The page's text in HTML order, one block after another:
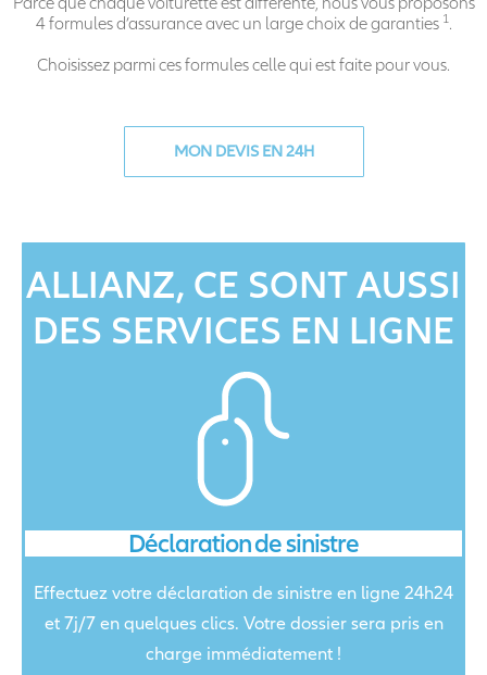
4 formules d’assurance avec un large choix de garanties 1.
Choisissez parmi ces formules celle qui est faite pour vous.
MON DEVIS EN 24H
ALLIANZ, CE SONT AUSSI
DES SERVICES EN LIGNE
Déclaration de sinistre
Effectuez votre déclaration de sinistre en ligne 24h24
et 7j/7 en quelques clics. Votre dossier sera pris en
charge immédiatement !